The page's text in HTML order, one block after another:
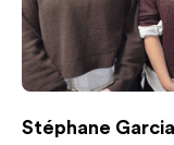
Stéphane